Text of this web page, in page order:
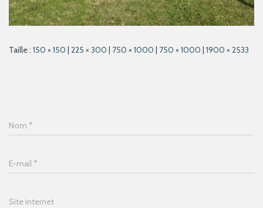
Taille : 150 × 150 | 225 × 300 | 750 × 1000 | 750 × 1000 | 1900 × 2533
Nom *
E-mail *
Site internet